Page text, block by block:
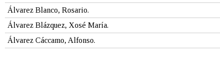
Álvarez Blanco, Rosario.
Álvarez Blázquez, Xosé María.
Álvarez Cáccamo, Alfonso.